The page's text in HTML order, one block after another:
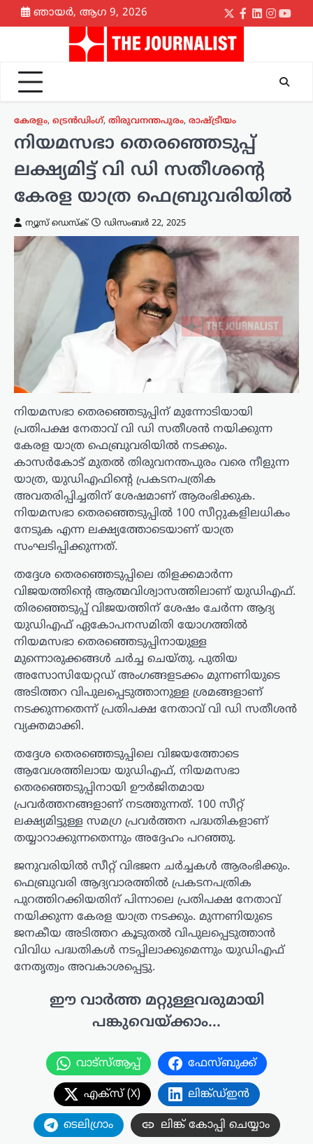
Skip
to
ഞായർ, ആഗ 9, 2026
Twitter
Facebook
LinkedIn
കേരളം, ട്രെൻഡിംഗ്, തിരുവനന്തപുരം, രാഷ്ട്രീയം
നിയമസഭാ തെരഞ്ഞെടുപ്പ്
ലക്ഷ്യമിട്ട് വി ഡി സതീശന്റെ
കേരള യാത്ര ഫെബ്രുവരിയിൽ
ന്യൂസ് ഡെസ്ക് ഡിസംബർ 22, 2025
നിയമസഭാ തെരഞ്ഞെടുപ്പിന് മുന്നോടിയായി
പ്രതിപക്ഷ നേതാവ് വി ഡി സതീശൻ നയിക്കുന്ന
കേരള യാത്ര ഫെബ്രുവരിയിൽ നടക്കും.
കാസർകോട് മുതൽ തിരുവനന്തപുരം വരെ നീളുന്ന
യാത്ര, യുഡിഎഫിന്റെ പ്രകടനപത്രിക
അവതരിപ്പിച്ചതിന് ശേഷമാണ് ആരംഭിക്കുക.
നിയമസഭാ തെരഞ്ഞെടുപ്പിൽ 100 സീറ്റുകളിലധികം
നേടുക എന്ന ലക്ഷ്യത്തോടെയാണ് യാത്ര
സംഘടിപ്പിക്കുന്നത്.
തദ്ദേശ തെരഞ്ഞെടുപ്പിലെ തിളക്കമാർന്ന
വിജയത്തിന്റെ ആത്മവിശ്വാസത്തിലാണ് യുഡിഎഫ്.
തിരഞ്ഞെടുപ്പ് വിജയത്തിന് ശേഷം ചേർന്ന ആദ്യ
യുഡിഎഫ് ഏകോപനസമിതി യോഗത്തിൽ
നിയമസഭാ തെരഞ്ഞെടുപ്പിനായുള്ള
മുന്നൊരുക്കങ്ങൾ ചർച്ച ചെയ്തു. പുതിയ
അസോസിയേറ്റഡ് അംഗങ്ങളടക്കം മുന്നണിയുടെ
അടിത്തറ വിപുലപ്പെടുത്താനുള്ള ശ്രമങ്ങളാണ്
നടക്കുന്നതെന്ന് പ്രതിപക്ഷ നേതാവ് വി ഡി സതീശൻ
വ്യക്തമാക്കി.
തദ്ദേശ തെരഞ്ഞെടുപ്പിലെ വിജയത്തോടെ
ആവേശത്തിലായ യുഡിഎഫ്, നിയമസഭാ
തെരഞ്ഞെടുപ്പിനായി ഊർജിതമായ
പ്രവർത്തനങ്ങളാണ് നടത്തുന്നത്. 100 സീറ്റ്
ലക്ഷ്യമിട്ടുള്ള സമഗ്ര പ്രവർത്തന പദ്ധതികളാണ്
തയ്യാറാക്കുന്നതെന്നും അദ്ദേഹം പറഞ്ഞു.
ജനുവരിയിൽ സീറ്റ് വിഭജന ചർച്ചകൾ ആരംഭിക്കും.
ഫെബ്രുവരി ആദ്യവാരത്തിൽ പ്രകടനപത്രിക
പുറത്തിറക്കിയതിന് പിന്നാലെ പ്രതിപക്ഷ നേതാവ്
നയിക്കുന്ന കേരള യാത്ര നടക്കും. മുന്നണിയുടെ
ജനകീയ അടിത്തറ കൂടുതൽ വിപുലപ്പെടുത്താൻ
വിവിധ പദ്ധതികൾ നടപ്പിലാക്കുമെന്നും യുഡിഎഫ്
നേതൃത്വം അവകാശപ്പെട്ടു.
ഈ വാർത്ത മറ്റുള്ളവരുമായി
പങ്കുവെയ്ക്കാം...
വാട്സ്ആപ്പ് ഫേസ്ബുക്ക്
എക്സ് (X) ലിങ്ക്ഡ്ഇൻ
ടെലിഗ്രാം ലിങ്ക് കോപ്പി ചെയ്യാം